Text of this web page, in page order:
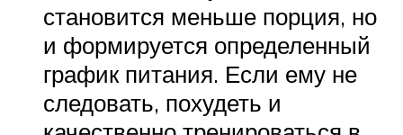
становится меньше порция, но
и формируется определенный
график питания. Если ему не
следовать, похудеть и